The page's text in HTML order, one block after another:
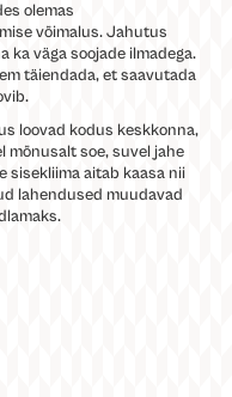
olemas
võimalus. Jahutus
väga soojade ilmadega.
täiendada, et saavutada
loovad kodus keskkonna,
mõnusalt soe, suvel jahe
sisekliima aitab kaasa nii
lahendused muudavad